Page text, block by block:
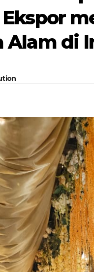
Alam di